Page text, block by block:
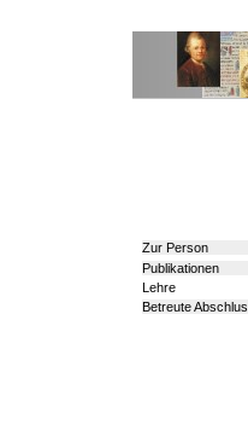
Zur Person
Publikationen
Lehre
Betreute